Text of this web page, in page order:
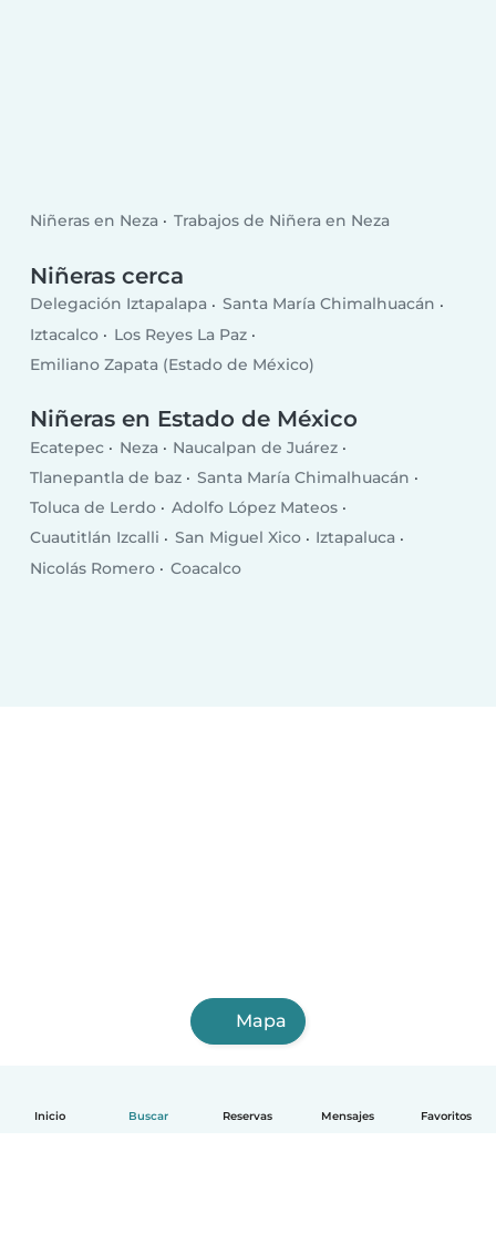
Inicio Buscar Reservas Mensajes Favoritos
Niñeras en Neza Trabajos de Niñera en Neza
Niñeras cerca
Delegación Iztapalapa
Santa María Chimalhuacán
Iztacalco
Los Reyes La Paz
Emiliano Zapata (Estado de México)
Niñeras en Estado de México
Ecatepec Neza
Naucalpan de Juárez
Tlanepantla de baz
Santa María Chimalhuacán
Toluca de Lerdo
Adolfo López Mateos
Cuautitlán Izcalli
San Miguel Xico
Iztapaluca
Nicolás Romero
Coacalco
Mapa